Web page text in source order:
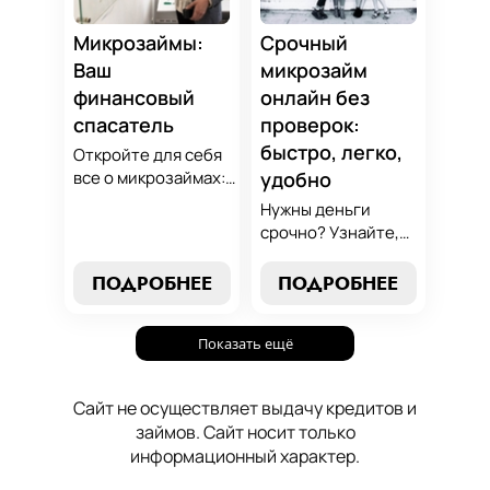
осознанный выбор,
который
поддержит вашу
финансовую
стабильность.
Микрозаймы:
Ваш
финансовый
спасатель
Откройте для себя
все о микрозаймах:
погашения. Наше
вашим надежным
помощником в мире
ПОДРОБНЕЕ
Срочный
микрозайм
онлайн без
проверок:
быстро, легко,
удобно
Нужны деньги
срочно? Узнайте,
срочный
без проверок и
длительного
проблем здесь и
сейчас.
ПОДРОБНЕЕ
Показать ещё
Сайт не осуществляет выдачу кредитов и
займов. Сайт носит только
информационный характер.